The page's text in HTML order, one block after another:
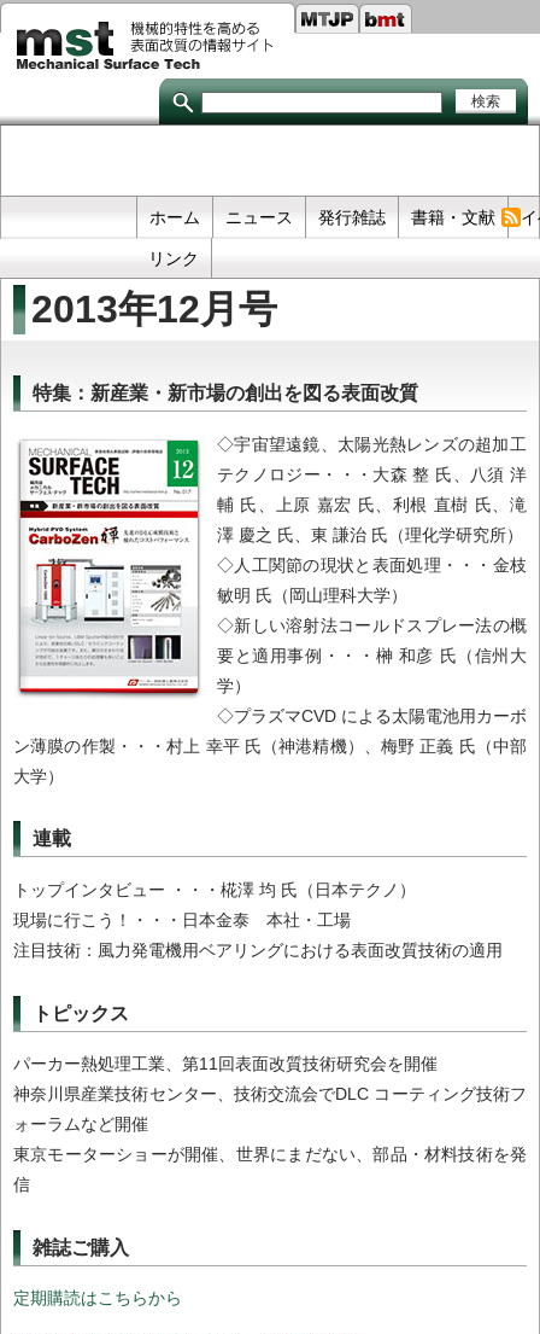
メ
イ
テ
links
ホーム ニュース 発行雑誌 書籍・文献
リンク
2013年12月号
特集：新産業・新市場の創出を図る表面改質
◇宇宙望遠鏡、太陽光熱レンズの超加工
テクノロジー・・・大森 整 氏、八須 洋
輔 氏、上原 嘉宏 氏、利根 直樹 氏、滝
澤 慶之 氏、東 謙治 氏（理化学研究所）
◇人工関節の現状と表面処理・・・金枝
敏明 氏（岡山理科大学）
◇新しい溶射法コールドスプレー法の概
要と適用事例・・・榊 和彦 氏（信州大
学）
◇プラズマCVD による太陽電池用カーボ
ン薄膜の作製・・・村上 幸平 氏（神港精機）、梅野 正義 氏（中部
大学）
連載
トップインタビュー ・・・椛澤 均 氏（日本テクノ）
現場に行こう！・・・日本金泰 本社・工場
注目技術：風力発電機用ベアリングにおける表面改質技術の適用
トピックス
パーカー熱処理工業、第11回表面改質技術研究会を開催
神奈川県産業技術センター、技術交流会でDLC コーティング技術フ
ォーラムなど開催
東京モーターショーが開催、世界にまだない、部品・材料技術を発
信
雑誌ご購入
定期購読はこちらから